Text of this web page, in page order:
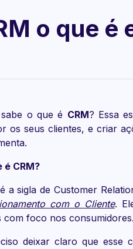
o que é
o que é CRM? Essa
os seus clientes, e criar
é CRM?
é a sigla de Customer
com o Cliente.
com foco nos consumidores.
deixar claro que esse